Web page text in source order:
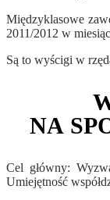
Międzyklasowe
2011/2012 w
Są to wyścigi w
NA
Cel główny:
Umiejętność